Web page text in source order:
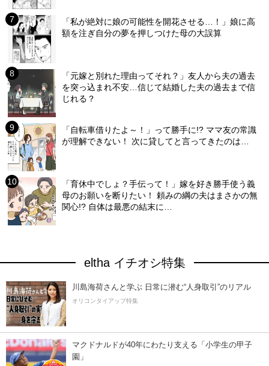
「私が絶対に娘の可能性を開花させる…！」娘に高
額を注ぎ自分の夢を押しつけた母の大誤算
「元嫁と別れた理由ってそれ？」友人から夫の過去
を突っ込まれ不安…信じて結婚した夫の過去まで信
じれる？
「自転車借りたよ～！」って勝手に!? ママ友の常識
が理解できない！ 次に貸してと言ってきたのは…
「育休中でしょ？手伝って！」嫁を好き勝手使う義
母のお願いを断りたい！ 頼みの綱の夫はまさかの無
関心!? 自体は最悪の結末に…
eltha イチオシ特集
川島海荷さんと学ぶ 日常に潜む“人身取引”のリアル
オリコンタイアップ特集
マクドナルドが40年にわたり支える「小学生の甲子
園」